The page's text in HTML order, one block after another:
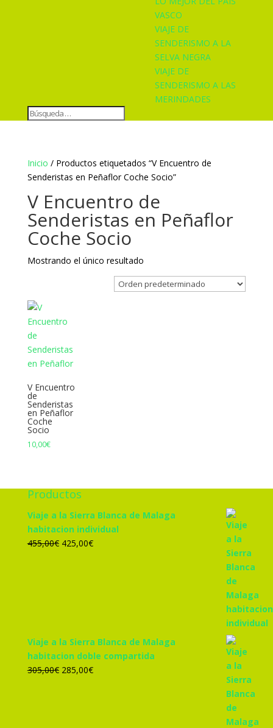
VASCO
VIAJE DE
SENDERISMO A LA
SELVA NEGRA
VIAJE DE
SENDERISMO A LAS
MERINDADES
Inicio / Productos etiquetados “V Encuentro de
Senderistas en Peñaflor Coche Socio”
V Encuentro de
Senderistas en Peñaflor
Coche Socio
Mostrando el único resultado
V Encuentro
de
Senderistas
en Peñaflor
Coche
Socio
10,00€
Productos
Viaje a la Sierra Blanca de Malaga
habitacion individual
455,00€ El
425,00€El
Viaje a la Sierra Blanca de Malaga
habitacion doble compartida
305,00€ El
285,00€El